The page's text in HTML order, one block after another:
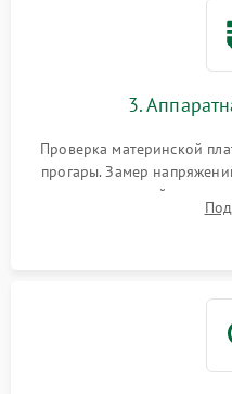
3.
Проверка материнской
прогары. Замер
оперативной памяти
диагностического ПО для